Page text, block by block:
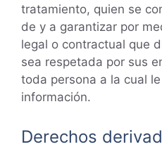
tratamiento, quien se
de y a garantizar por
legal o contractual que
sea respetada por sus
toda persona a la cual
información.
Derechos